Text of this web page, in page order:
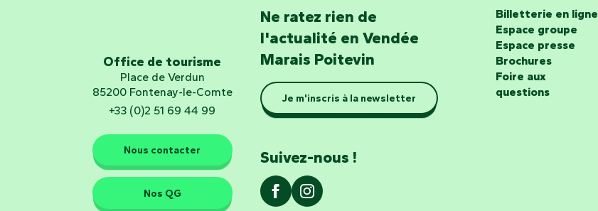
Office de tourisme
Place de Verdun
85200 Fontenay-le-Comte
+33 (0)2 51 69 44 99
Nous contacter
Nos QG
Ne ratez rien de
l'actualité en Vendée
Marais Poitevin
Je m'inscris à la newsletter
Suivez-nous !
Billetterie en ligne
Espace groupe
Espace presse
Brochures
Foire aux
questions